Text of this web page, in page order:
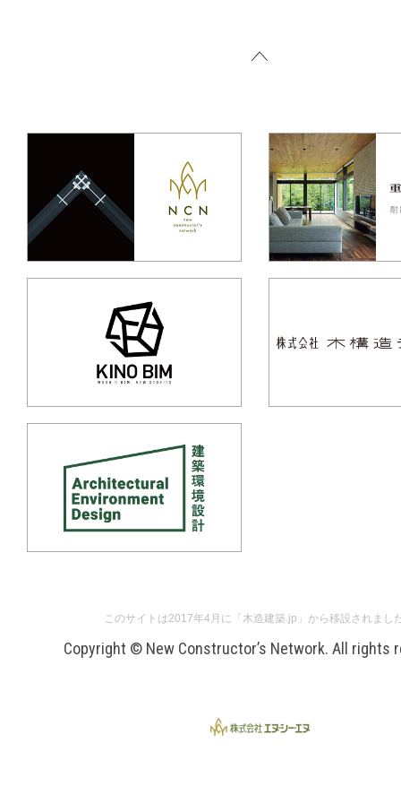
このサイトは2017年4月に「木造建築.jp」から移設されまし
Copyright © New Constructor’s Network. All rights